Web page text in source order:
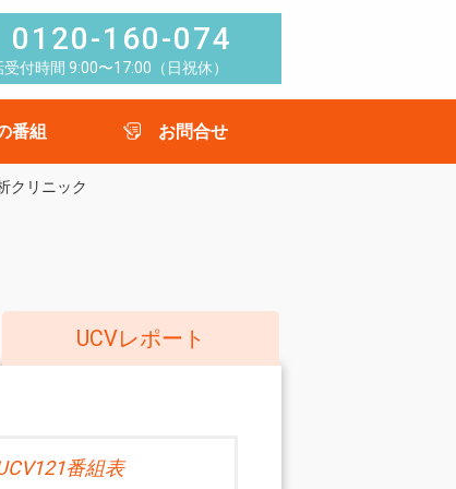
0120-160-074
受付時間 9:00〜17:00（日祝休）
番組 お問合せ
クリニック
UCVレポート
番組表